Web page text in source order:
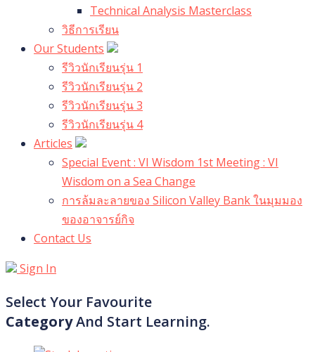
Technical Analysis Masterclass
วิธีการเรียน
Our Students
รีวิวนักเรียนรุ่น 1
รีวิวนักเรียนรุ่น 2
รีวิวนักเรียนรุ่น 3
รีวิวนักเรียนรุ่น 4
Articles
Special Event : VI Wisdom 1st Meeting : VI
Wisdom on a Sea Change
การล้มละลายของ Silicon Valley Bank ในมุมมอง
ของอาจารย์กิจ
Contact Us
Sign In
Select Your Favourite
CategoryAnd Start Learning.